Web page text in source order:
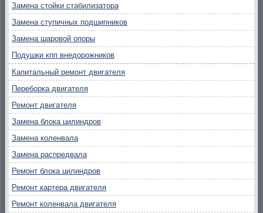
Замена стойки стабилизатора
Замена ступичных подшипников
Замена шаровой опоры
Подушки кпп внедорожников
Капитальный ремонт двигателя
Переборка двигателя
Ремонт двигателя
Замена блока цилиндров
Замена коленвала
Замена распредвала
Ремонт блока цилиндров
Ремонт картера двигателя
Ремонт коленвала двигателя